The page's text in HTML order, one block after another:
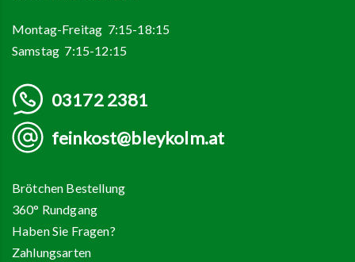
Montag-Freitag 7:15-18:15
Samstag 7:15-12:15
03172 2381
feinkost@bleykolm.at
Brötchen Bestellung
360° Rundgang
Haben Sie Fragen?
Zahlungsarten